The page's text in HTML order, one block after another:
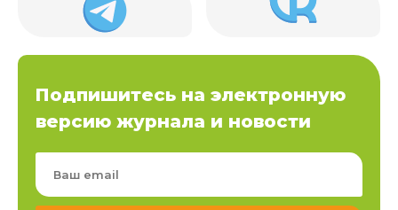
Подпишитесь на электронную
версию журнала и новости